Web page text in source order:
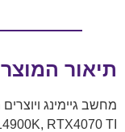
תיאור המוצר